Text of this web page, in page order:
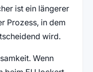
ist ein längerer
Prozess, in dem
wird.
Wenn